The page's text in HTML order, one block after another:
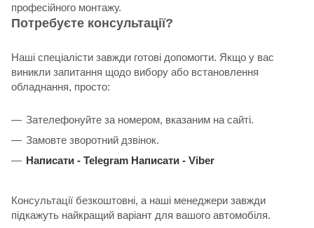
професійного монтажу.
Потребуєте консультації?
Наші спеціалісти завжди готові допомогти. Якщо у вас
виникли запитання щодо вибору або встановлення
обладнання, просто:
Зателефонуйте за номером, вказаним на сайті.
Замовте зворотний дзвінок.
Написати - Telegram Написати - Viber
Консультації безкоштовні, а наші менеджери завжди
підкажуть найкращий варіант для вашого автомобіля.